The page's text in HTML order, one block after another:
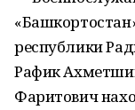
республики
Рафик
Фаритович